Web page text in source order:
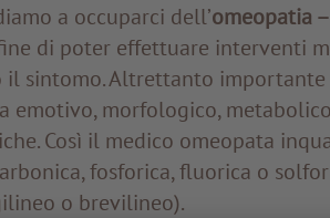
a occuparci dell’omeopatia
di poter effettuare interventi
sintomo. Altrettanto importante
emotivo, morfologico,
Così il medico omeopata
fosforica, fluorica o
o brevilineo).